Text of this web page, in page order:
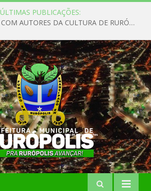
ÚLTIMAS PUBLICAÇÕES:
ESCUTA PÚBLICA COM AUTORES DA CULTURA DE RURÓPOLIS